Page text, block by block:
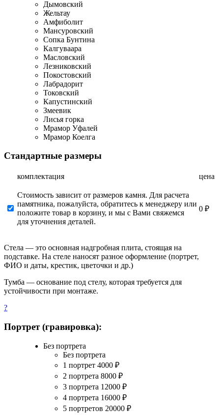
Дымовский
Жельтау
Амфиболит
Мансуровский
Сопка Бунтина
Калгуваара
Масловский
Лезниковский
Покостовский
Лабрадорит
Токовский
Капустинский
Змеевик
Лисья горка
Мрамор Уфалей
Мрамор Коелга
Стандартные размеры
комплектация цена
Стоимость зависит от размеров камня. Для расчета
памятника, пожалуйста, обратитесь к менеджеру или
положите товар в корзину, и мы с Вами свяжемся
для уточнения деталей.
0 ₽
Стела — это основная надгробная плита, стоящая на
подставке. На стеле наносят разное оформление (портрет,
ФИО и даты, крестик, цветочки и др.)
Тумба — основание под стелу, которая требуется для
устойчивости при монтаже.
?
Портрет (гравировка):
Без портрета
Без портрета
1 портрет 4000 ₽
2 портрета 8000 ₽
3 портрета 12000 ₽
4 портрета 16000 ₽
5 портретов 20000 ₽